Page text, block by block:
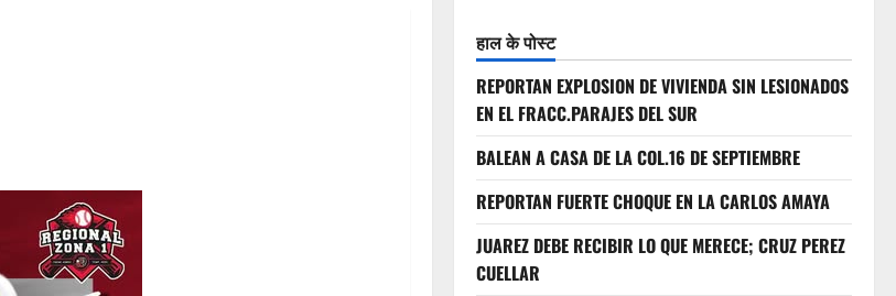
हाल के पोस्ट
REPORTAN EXPLOSION DE VIVIENDA SIN LESIONADOS
EN EL FRACC.PARAJES DEL SUR
BALEAN A CASA DE LA COL.16 DE SEPTIEMBRE
REPORTAN FUERTE CHOQUE EN LA CARLOS AMAYA
JUAREZ DEBE RECIBIR LO QUE MERECE; CRUZ PEREZ
CUELLAR